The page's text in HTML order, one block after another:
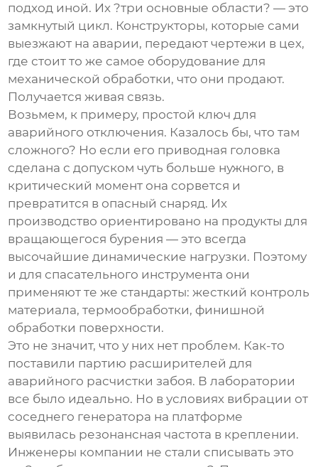
подход иной. Их ?три основные области? — это
замкнутый цикл. Конструкторы, которые сами
выезжают на аварии, передают чертежи в цех,
где стоит то же самое оборудование для
механической обработки, что они продают.
Получается живая связь.
Возьмем, к примеру, простой ключ для
аварийного отключения. Казалось бы, что там
сложного? Но если его приводная головка
сделана с допуском чуть больше нужного, в
критический момент она сорвется и
превратится в опасный снаряд. Их
производство ориентировано на продукты для
вращающегося бурения — это всегда
высочайшие динамические нагрузки. Поэтому
и для спасательного инструмента они
применяют те же стандарты: жесткий контроль
материала, термообработки, финишной
обработки поверхности.
Это не значит, что у них нет проблем. Как-то
поставили партию расширителей для
аварийного расчистки забоя. В лаборатории
все было идеально. Но в условиях вибрации от
соседнего генератора на платформе
выявилась резонансная частота в креплении.
Инженеры компании не стали списывать это